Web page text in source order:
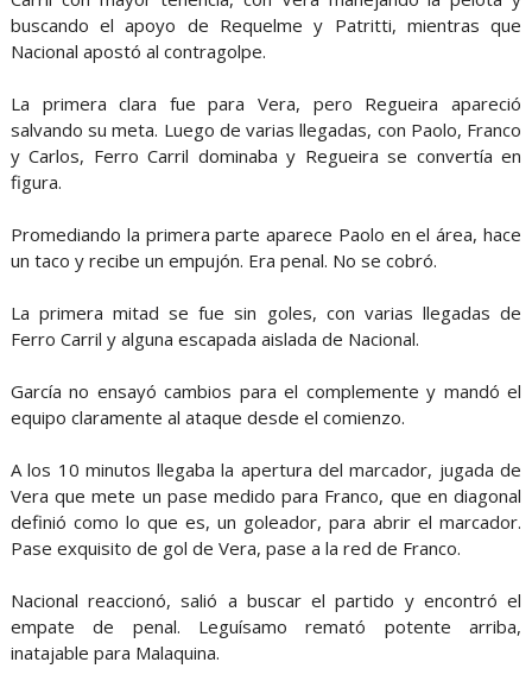
buscando el apoyo de Requelme y Patritti, mientras que
Nacional apostó al contragolpe.
La primera clara fue para Vera, pero Regueira apareció
salvando su meta. Luego de varias llegadas, con Paolo, Franco
y Carlos, Ferro Carril dominaba y Regueira se convertía en
figura.
Promediando la primera parte aparece Paolo en el área, hace
un taco y recibe un empujón. Era penal. No se cobró.
La primera mitad se fue sin goles, con varias llegadas de
Ferro Carril y alguna escapada aislada de Nacional.
García no ensayó cambios para el complemente y mandó el
equipo claramente al ataque desde el comienzo.
A los 10 minutos llegaba la apertura del marcador, jugada de
Vera que mete un pase medido para Franco, que en diagonal
definió como lo que es, un goleador, para abrir el marcador.
Pase exquisito de gol de Vera, pase a la red de Franco.
Nacional reaccionó, salió a buscar el partido y encontró el
empate de penal. Leguísamo remató potente arriba,
inatajable para Malaquina.